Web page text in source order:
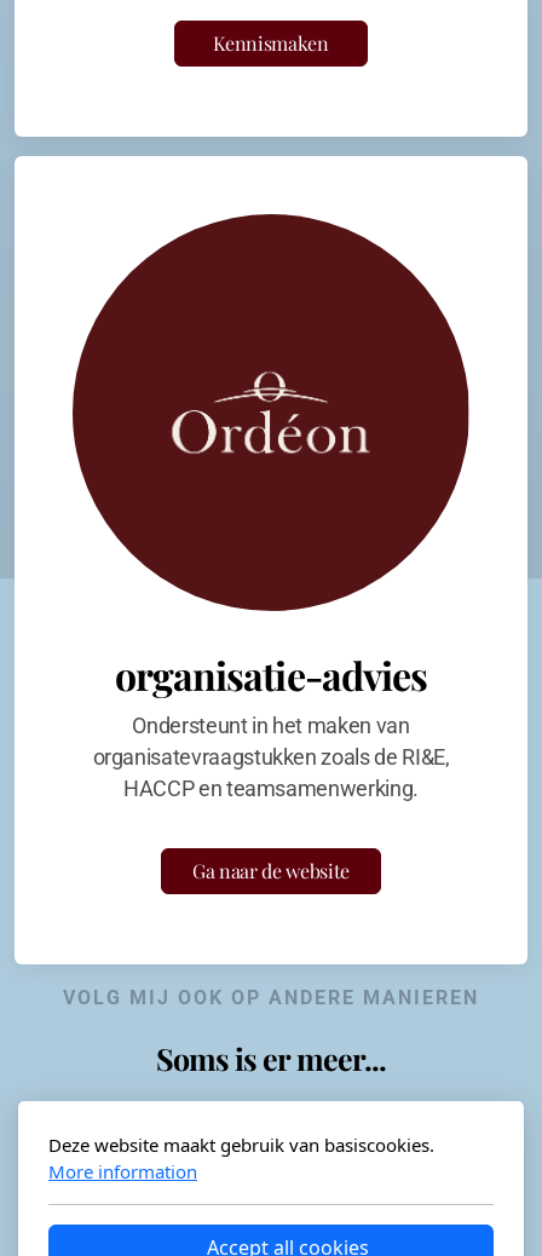
Kennismaken
organisatie-advies
Ondersteunt in het maken van
organisatevraagstukken zoals de RI&E,
HACCP en teamsamenwerking.
Ga naar de website
VOLG MIJ OOK OP ANDERE MANIEREN
Soms is er meer...
Horeca-advies
Deze website maakt gebruik van basiscookies.
More information
Accept all cookies